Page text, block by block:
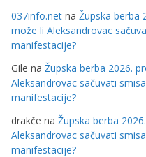
037info.net na Župska berba
može li Aleksandrovac
manifestacije?
Gile na Župska berba 2026.
Aleksandrovac sačuvati
manifestacije?
drakče na Župska berba
Aleksandrovac sačuvati
manifestacije?